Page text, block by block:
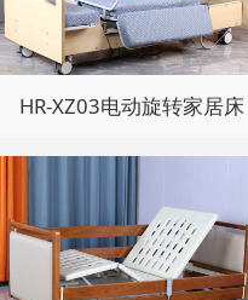
HR-XZ03电动旋转家居床